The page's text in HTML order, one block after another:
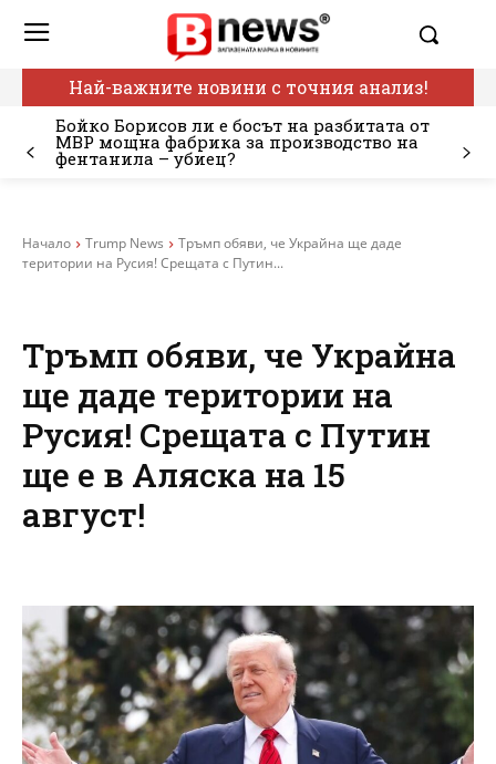
Най-важните новини с точния анализ!
Бойко Борисов ли е босът на разбитата от
МВР мощна фабрика за производство на
фентанила – убиец?
Начало Trump News
Тръмп обяви, че Украйна ще даде
територии на Русия! Срещата с Путин...
Тръмп обяви, че Украйна
ще даде територии на
Русия! Срещата с Путин
ще е в Аляска на 15
август!